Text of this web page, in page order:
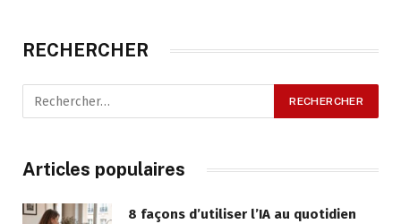
RECHERCHER
Articles populaires
8 façons d’utiliser l’IA au quotidien